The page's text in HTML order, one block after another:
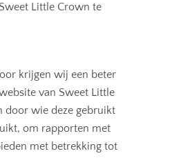
Little Crown te
krijgen wij een beter
van Sweet Little
door wie deze gebruikt
om rapporten met
met betrekking tot